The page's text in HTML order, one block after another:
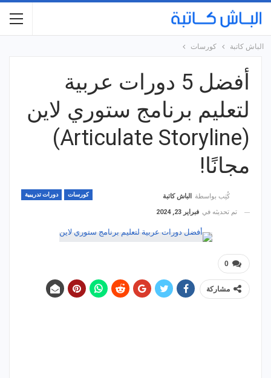
الباش كاتبة كورسات
أفضل 5 دورات عربية
لتعليم برنامج ستوري لاين
(Articulate Storyline)
مجانًا!
كورسات دورات تدريبية كُتِب بواسطة
الباش كاتبة
تم تحديثه في فبراير 23, 2024
0
مشاركة